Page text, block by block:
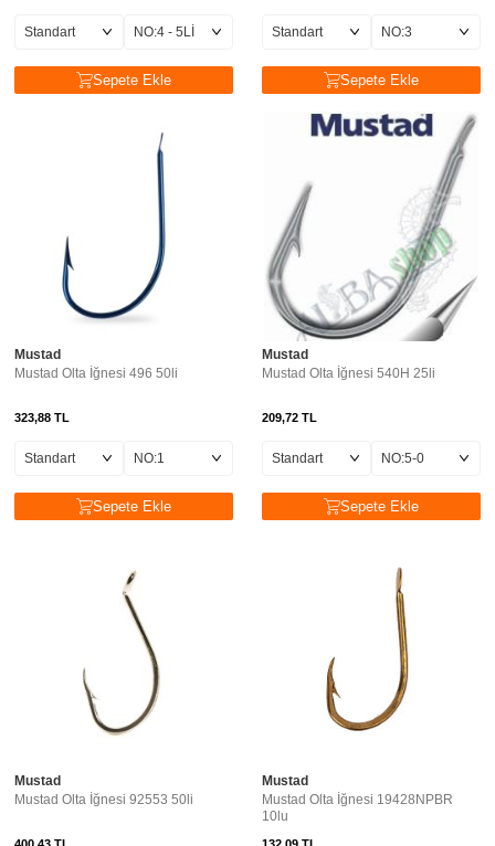
Sepete Ekle Sepete Ekle
Mustad
Mustad Olta İğnesi 496 50li
323,88 TL
Sepete Ekle
Mustad
Mustad Olta İğnesi 540H 25li
209,72 TL
Sepete Ekle
Mustad
Mustad Olta İğnesi 92553 50li
Mustad
Mustad Olta İğnesi 19428NPBR
10lu